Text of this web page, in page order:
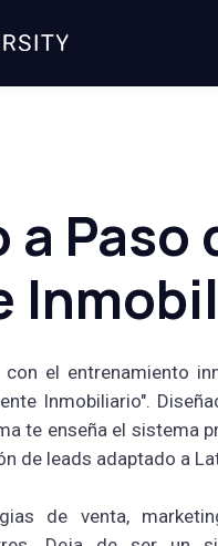
a Paso
el entrenamiento
Inmobiliario".
te enseña el sistema
de leads adaptado a
de venta,